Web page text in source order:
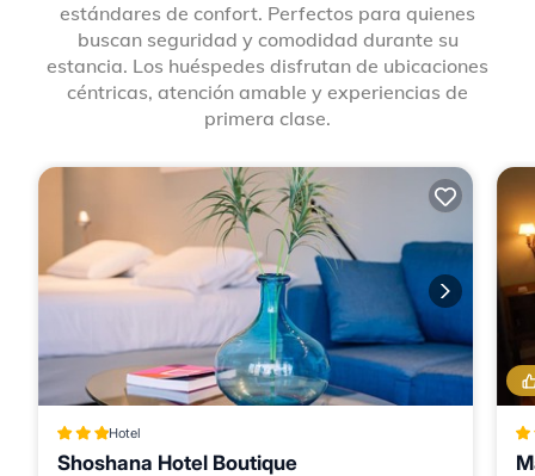
estándares de confort. Perfectos para quienes
buscan seguridad y comodidad durante su
estancia. Los huéspedes disfrutan de ubicaciones
céntricas, atención amable y experiencias de
primera clase.
Hotel
Shoshana Hotel Boutique